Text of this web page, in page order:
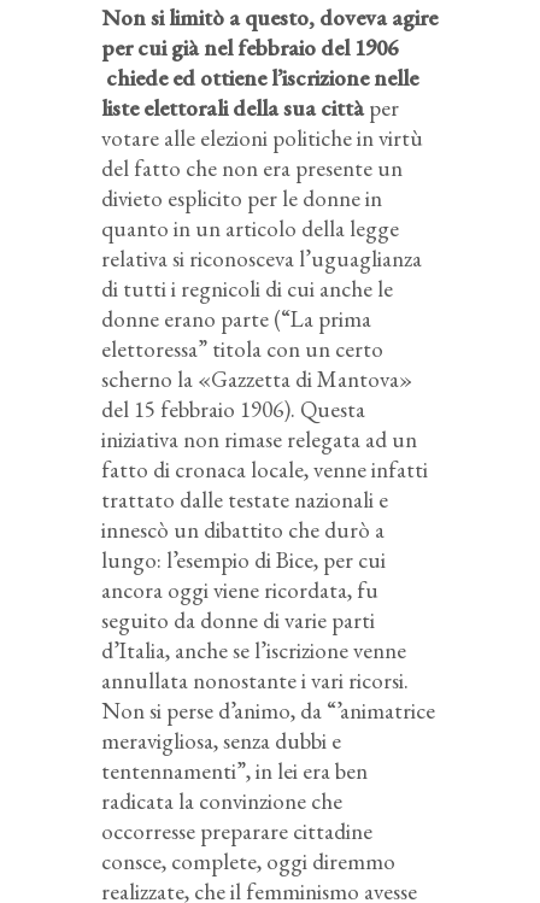
Non si limitò a questo, doveva agire
per cui già nel febbraio del 1906
chiede ed ottiene l’iscrizione nelle
liste elettorali della sua cittàper
votare alle elezioni politiche in virtù
del fatto che non era presente un
divieto esplicito per le donne in
quanto in un articolo della legge
relativa si riconosceva l’uguaglianza
di tutti i regnicoli di cui anche le
donne erano parte (“La prima
elettoressa” titola con un certo
scherno la «Gazzetta di Mantova»
del 15 febbraio 1906). Questa
iniziativa non rimase relegata ad un
fatto di cronaca locale, venne infatti
trattato dalle testate nazionali e
innescò un dibattito che durò a
lungo: l’esempio di Bice, per cui
ancora oggi viene ricordata, fu
seguito da donne di varie parti
d’Italia, anche se l’iscrizione venne
annullata nonostante i vari ricorsi.
Non si perse d’animo, da “’animatrice
meravigliosa, senza dubbi e
tentennamenti”, in lei era ben
radicata la convinzione che
occorresse preparare cittadine
consce, complete, oggi diremmo
realizzate, che il femminismo avesse